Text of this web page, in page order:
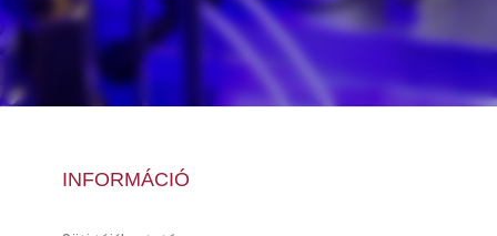
INFORMÁCIÓ